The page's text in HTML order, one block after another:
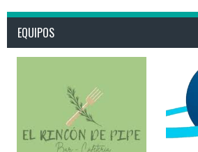
EQUIPOS